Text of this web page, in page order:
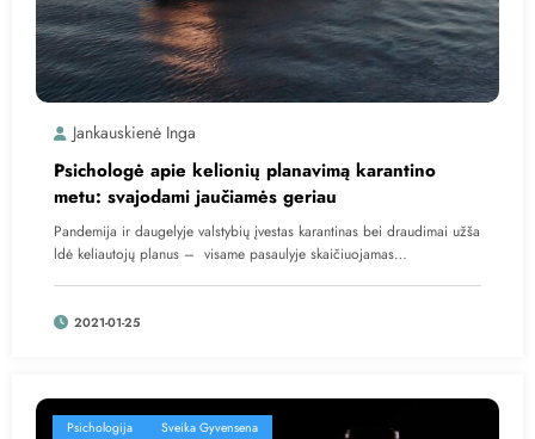
Jankauskienė Inga
Psichologė apie kelionių planavimą karantino
metu: svajodami jaučiamės geriau
Pandemija ir daugelyje valstybių įvestas karantinas bei draudimai užša
ldė keliautojų planus – visame pasaulyje skaičiuojamas…
2021-01-25
Psichologija Sveika Gyvensena